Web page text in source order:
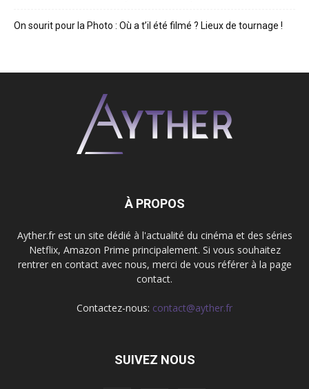
On sourit pour la Photo : Où a t’il été filmé ? Lieux de tournage !
À PROPOS
Ayther.fr est un site dédié à l'actualité du cinéma et des séries
Netflix, Amazon Prime principalement. Si vous souhaitez
rentrer en contact avec nous, merci de vous référer à la page
contact.
Contactez-nous: contact@ayther.fr
SUIVEZ NOUS